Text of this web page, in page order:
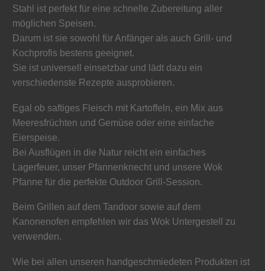
Stahl ist perfekt für eine schnelle Zubereitung aller
möglichen Speisen.
Darum ist sie sowohl für Anfänger als auch Grill- und
Kochprofis bestens geeignet.
Sie ist universell einsetzbar und lädt dazu ein
verschiedenste Rezepte ausprobieren.
Egal ob saftiges Fleisch mit Kartoffeln, ein Mix aus
Meeresfrüchten und Gemüse oder eine einfache
Eierspeise.
Bei Ausflügen in die Natur reicht ein einfaches
Lagerfeuer, unser Pfannenknecht und unsere Wok
Pfanne für die perfekte Outdoor Grill-Session.
Beim Grillen auf dem Tandoor sowie auf dem
Kanonenofen empfehlen wir das Wok Untergestell zu
verwenden.
Wie bei allen unseren handgeschmiedeten Produkten ist